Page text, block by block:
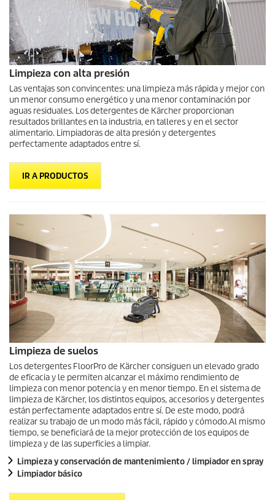
Limpieza con alta presión
Las ventajas son convincentes: una limpieza más rápida y mejor con
un menor consumo energético y una menor contaminación por
aguas residuales. Los detergentes de Kärcher proporcionan
resultados brillantes en la industria, en talleres y en el sector
alimentario. Limpiadoras de alta presión y detergentes
perfectamente adaptados entre sí.
IR A PRODUCTOS
Limpieza de suelos
Los detergentes FloorPro de Kärcher consiguen un elevado grado
de eficacia y le permiten alcanzar el máximo rendimiento de
limpieza con menor potencia y en menor tiempo. En el sistema de
limpieza de Kärcher, los distintos equipos, accesorios y detergentes
están perfectamente adaptados entre sí. De este modo, podrá
realizar su trabajo de un modo más fácil, rápido y cómodo.Al mismo
tiempo, se beneficiará de la mejor protección de los equipos de
limpieza y de las superficies a limpiar.
Limpieza y conservación de mantenimiento / limpiador en spray
Limpiador básico